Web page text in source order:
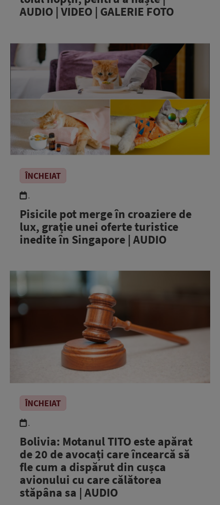
AUDIO | VIDEO | GALERIE FOTO
ÎNCHEIAT
.
Pisicile pot merge în croaziere de
lux, grație unei oferte turistice
inedite în Singapore | AUDIO
ÎNCHEIAT
.
Bolivia: Motanul TITO este apărat
de 20 de avocați care încearcă să
fle cum a dispărut din cușca
avionului cu care călătorea
stăpâna sa | AUDIO